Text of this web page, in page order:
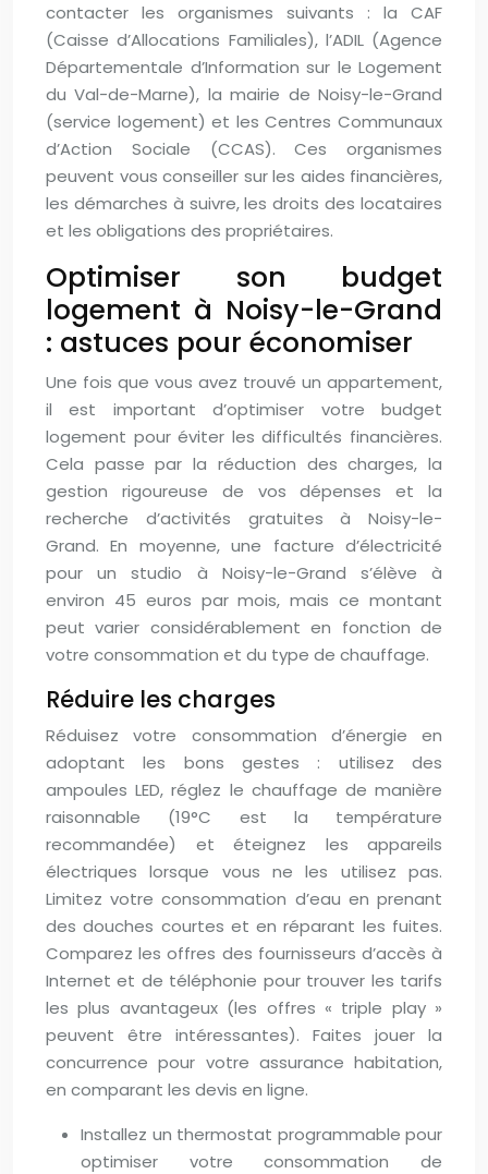
contacter les organismes suivants : la CAF
(Caisse d’Allocations Familiales), l’ADIL (Agence
Départementale d’Information sur le Logement
du Val-de-Marne), la mairie de Noisy-le-Grand
(service logement) et les Centres Communaux
d’Action Sociale (CCAS). Ces organismes
peuvent vous conseiller sur les aides financières,
les démarches à suivre, les droits des locataires
et les obligations des propriétaires.
Optimiser son budget
logement à Noisy-le-Grand
: astuces pour économiser
Une fois que vous avez trouvé un appartement,
il est important d’optimiser votre budget
logement pour éviter les difficultés financières.
Cela passe par la réduction des charges, la
gestion rigoureuse de vos dépenses et la
recherche d’activités gratuites à Noisy-le-
Grand. En moyenne, une facture d’électricité
pour un studio à Noisy-le-Grand s’élève à
environ 45 euros par mois, mais ce montant
peut varier considérablement en fonction de
votre consommation et du type de chauffage.
Réduire les charges
Réduisez votre consommation d’énergie en
adoptant les bons gestes : utilisez des
ampoules LED, réglez le chauffage de manière
raisonnable (19°C est la température
recommandée) et éteignez les appareils
électriques lorsque vous ne les utilisez pas.
Limitez votre consommation d’eau en prenant
des douches courtes et en réparant les fuites.
Comparez les offres des fournisseurs d’accès à
Internet et de téléphonie pour trouver les tarifs
les plus avantageux (les offres « triple play »
peuvent être intéressantes). Faites jouer la
concurrence pour votre assurance habitation,
en comparant les devis en ligne.
Installez un thermostat programmable pour
optimiser votre consommation de